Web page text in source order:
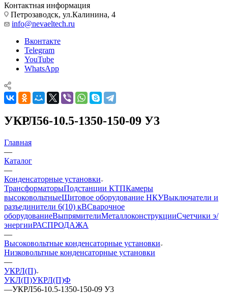
Контактная информация
Петрозаводск, ул.Калинина, 4
info@nevaeltech.ru
Вконтакте
Telegram
YouTube
WhatsApp
УКРЛ56-10.5-1350-150-09 У3
Главная
—
Каталог
—
Конденсаторные установки
ТрансформаторыПодстанции КТПКамеры
высоковольтныеЩитовое оборудование НКУВыключатели и
разъединители 6(10) кВСварочное
оборудованиеВыпрямителиМеталлоконструкцииСчетчики э/
энергииРАСПРОДАЖА
—
Высоковольтные конденсаторные установки
Низковольтные конденсаторные установки
—
УКРЛ(П)
УКЛ(П)УКРЛ(П)Ф
—УКРЛ56-10.5-1350-150-09 У3